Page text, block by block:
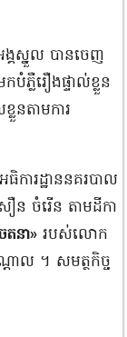
គស្នួល បានចេញ
លឺរឿងផ្ទាល់ខ្លួន
នតាមការ
ារដ្ឋាននគរបាល
ន ចំរើន តាមដីកា
តនា» របស់លោក
ដាល ។ សមត្ថកិច្ច